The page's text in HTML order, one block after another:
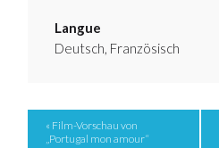
Langue
Deutsch, Französisch
Event
« Film-Vorschau von
„Portugal mon amour“